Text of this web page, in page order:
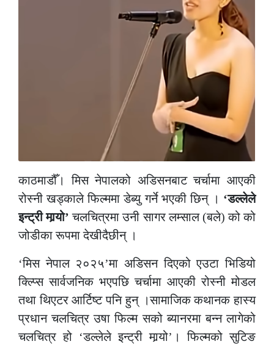
काठमाडौँ। मिस नेपालको अडिसनबाट चर्चामा आएकी
रोस्नी खड्काले फिल्ममा डेब्यु गर्ने भएकी छिन् । ‘डल्लेले
इन्ट्री मार्‍यो’चलचित्रमा उनी सागर लम्साल (बले) को को
जोडीका रूपमा देखीदैछीन् ।
‘मिस नेपाल २०२५’मा अडिसन दिएको एउटा भिडियो
क्ल्प्सि सार्वजनिक भएपछि चर्चामा आएकी रोस्नी मोडल
तथा थिएटर आर्टिष्ट पनि हुन् ।सामाजिक कथानक हास्य
प्रधान चलचित्र उषा फिल्म सको ब्यानरमा बन्न लागेको
चलचित्र हो ‘डल्लेले इन्ट्री मार्‍यो’। फिल्मको सुटिङ